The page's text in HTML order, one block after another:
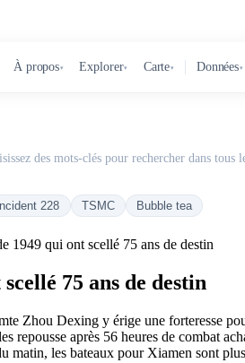
À propos▾ Explorer▾ Carte▾ Données▾
des mots-clés pour rechercher dans tous
Incident 228 TSMC Bubble tea
1949 qui ont scellé 75 ans de destin
75 ans de destin
Zhou Dexing y érige une forteresse
repousse après 56 heures de combat
matin, les bateaux pour Xiamen sont